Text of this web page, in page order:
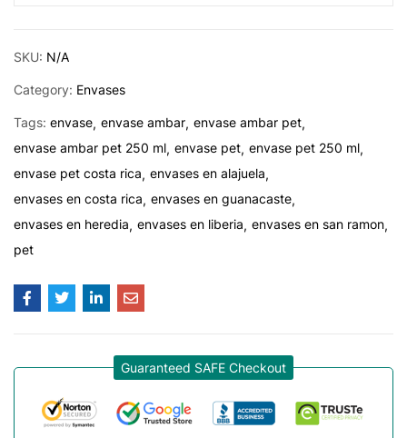
SKU: N/A
Category: Envases
Tags: envase envase ambar envase ambar pet
envase ambar pet 250 ml envase pet envase pet 250 ml
envase pet costa rica envases en alajuela
envases en costa rica envases en guanacaste
envases en heredia envases en liberia envases en san ramon
pet
Guaranteed SAFE Checkout